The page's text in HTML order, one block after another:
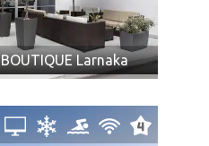
tako i u toku trajanja
Organizator putovanja ne
bilo kakve incidentne
to u isključivoj nadležnosti
se u ovom slučaju treba
nije u mogućnosti da
signala i njegovu
da bude funkcionalan i
jedinici. Hotel zadržava
i ne može uticati.
Larnaka